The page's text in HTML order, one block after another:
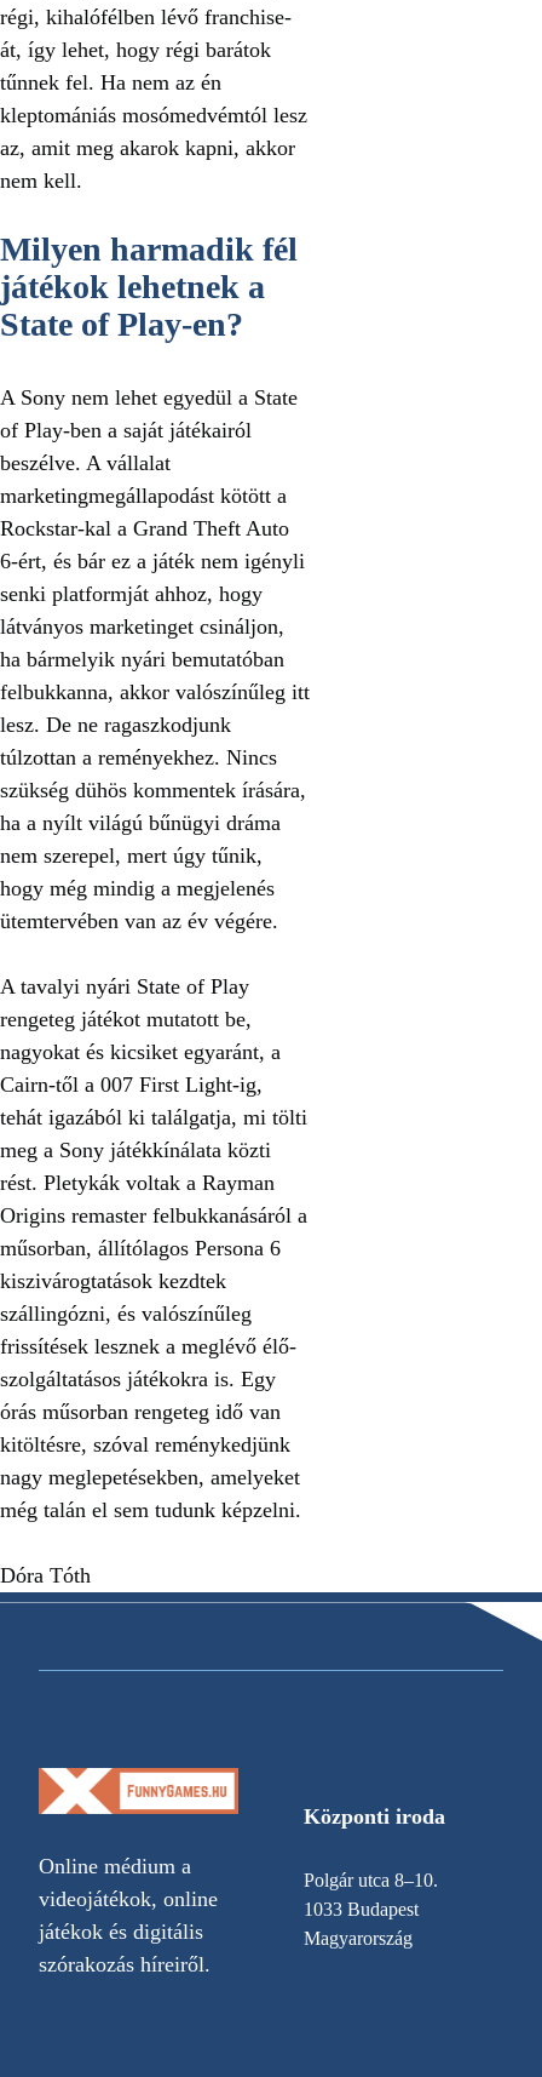
régi, kihalófélben lévő franchise-
át, így lehet, hogy régi barátok
tűnnek fel. Ha nem az én
kleptomániás mosómedvémtól lesz
az, amit meg akarok kapni, akkor
nem kell.
Milyen harmadik fél
játékok lehetnek a
State of Play-en?
A Sony nem lehet egyedül a State
of Play-ben a saját játékairól
beszélve. A vállalat
marketingmegállapodást kötött a
Rockstar-kal a Grand Theft Auto
6-ért, és bár ez a játék nem igényli
senki platformját ahhoz, hogy
látványos marketinget csináljon,
ha bármelyik nyári bemutatóban
felbukkanna, akkor valószínűleg itt
lesz. De ne ragaszkodjunk
túlzottan a reményekhez. Nincs
szükség dühös kommentek írására,
ha a nyílt világú bűnügyi dráma
nem szerepel, mert úgy tűnik,
hogy még mindig a megjelenés
ütemtervében van az év végére.
A tavalyi nyári State of Play
rengeteg játékot mutatott be,
nagyokat és kicsiket egyaránt, a
Cairn-től a 007 First Light-ig,
tehát igazából ki találgatja, mi tölti
meg a Sony játékkínálata közti
rést. Pletykák voltak a Rayman
Origins remaster felbukkanásáról a
műsorban, állítólagos Persona 6
kiszivárogtatások kezdtek
szállingózni, és valószínűleg
frissítések lesznek a meglévő élő-
szolgáltatásos játékokra is. Egy
órás műsorban rengeteg idő van
kitöltésre, szóval reménykedjünk
nagy meglepetésekben, amelyeket
még talán el sem tudunk képzelni.
Dóra Tóth
Online médium a
videojátékok, online
játékok és digitális
szórakozás híreiről.
Központi iroda
Polgár utca 8–10.
1033 Budapest
Magyarország